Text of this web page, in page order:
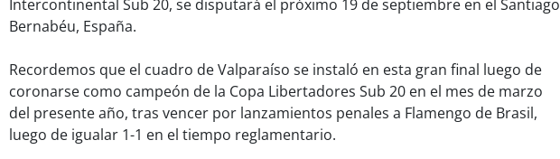
Intercontinental Sub 20, se disputará el próximo 19 de septiembre en el Santiago
Bernabéu, España.
Recordemos que el cuadro de Valparaíso se instaló en esta gran final luego de
coronarse como campeón de la Copa Libertadores Sub 20 en el mes de marzo
del presente año, tras vencer por lanzamientos penales a Flamengo de Brasil,
luego de igualar 1-1 en el tiempo reglamentario.